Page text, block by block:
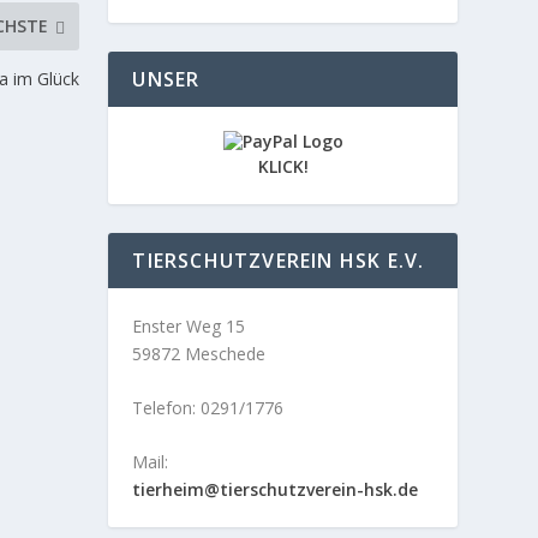
im Glück UNSER
KLICK!
TIERSCHUTZVEREIN HSK E.V.
Enster Weg 15
59872 Meschede
Telefon: 0291/1776
Mail:
tierheim@tierschutzverein-hsk.de